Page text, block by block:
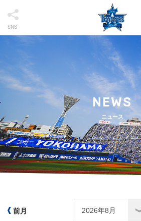
SNS
NEWS
ニュース
前月